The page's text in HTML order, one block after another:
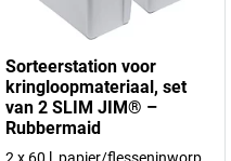
Sorteerstation voor
kringloopmateriaal, set
van 2 SLIM JIM® –
Rubbermaid